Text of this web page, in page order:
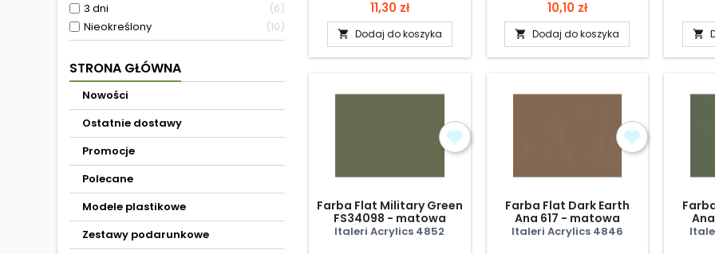
3 dni
6
Nieokreślony
10
STRONA GŁÓWNA
Nowości
Ostatnie dostawy
Promocje
Polecane
Modele plastikowe
Zestawy podarunkowe
Cena
11,30 zł
 Dodaj do koszyka
Cena
10,10 zł
 Dodaj do koszyka 
Farba Flat Military Green
FS34098 - matowa
Italeri Acrylics 4852
Farba Flat Dark Earth
Ana 617 - matowa
Italeri Acrylics 4846